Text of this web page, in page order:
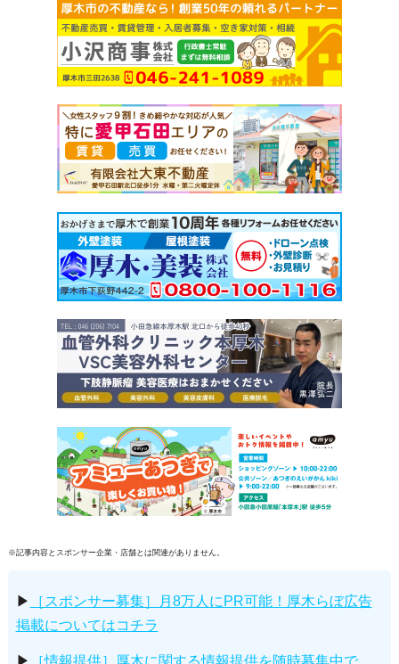
※記事内容とスポンサー企業・店舗とは関連がありません。
▶
［スポンサー募集］月8万人にPR可能！厚木らぼ広告
掲載についてはコチラ
▶ ［情報提供］厚木に関する情報提供を随時募集中で